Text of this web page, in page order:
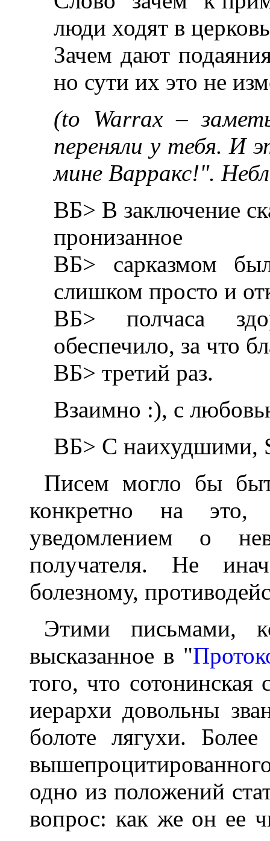
люди ходят в
Зачем дают
но сути их это не
(to Warrax –
переняли у тебя. И
мине Варракс!".
ВБ> В заключение
пронизанное
ВБ> сарказмом
слишком просто и
ВБ> полчаса
обеспечило, за что
ВБ> третий раз.
Взаимно :), с
ВБ> С наихудшими,
Писем могло бы
конкретно на это,
уведомлением о
получателя. Не
болезному,
Этими письмами,
высказанное в "
того, что сотонинская
иерархи довольны
болоте лягухи.
одно из положений
вопрос: как же он ее